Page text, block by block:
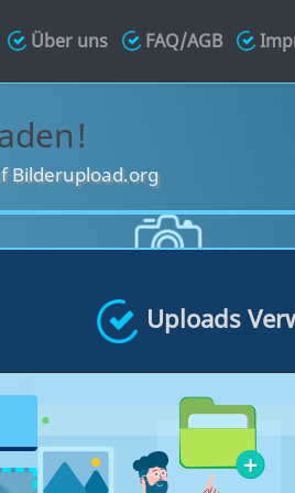
Über uns FAQ/AGB
Bilderupload.org
Uploads